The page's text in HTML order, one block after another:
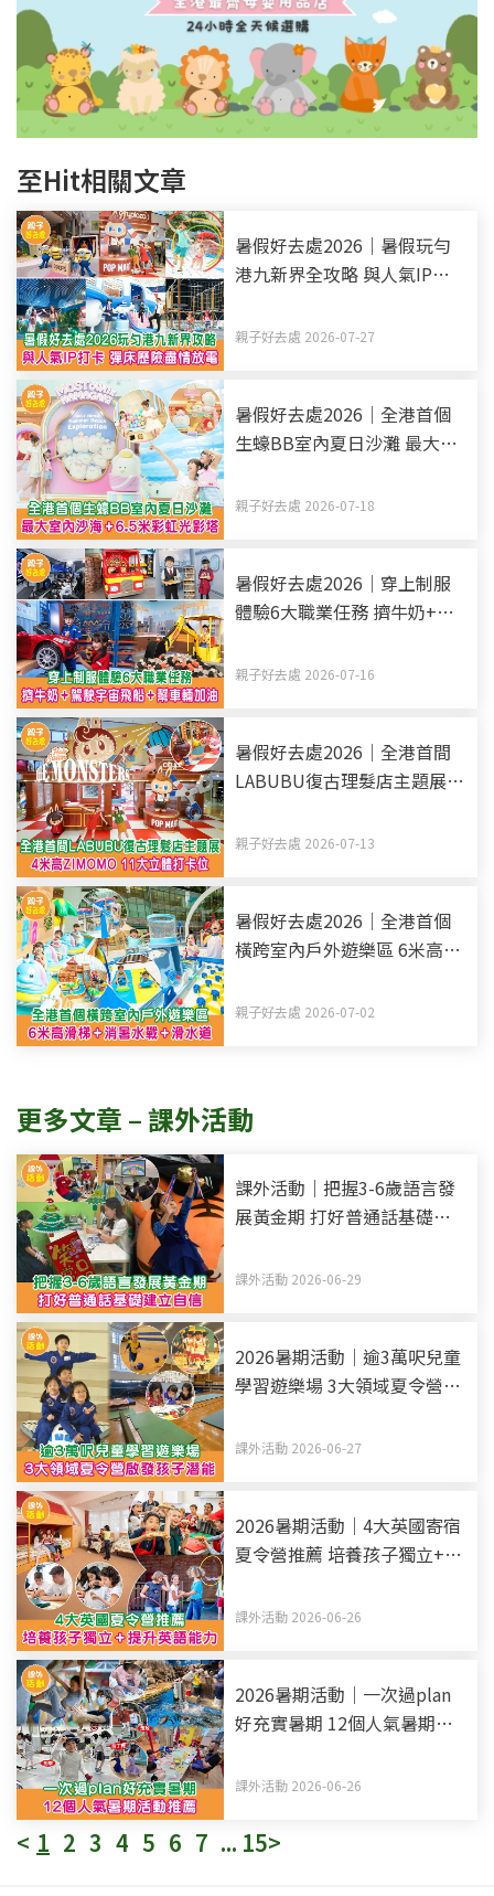
至Hit相關文章
暑假好去處2026｜暑假玩勻
港九新界全攻略 與人氣IP打
更新）
親子好去處 2026-07-27
暑假好去處2026｜全港首個
生蠔BB室內夏日沙灘 最大室
親子好去處 2026-07-18
暑假好去處2026｜穿上制服
體驗6大職業任務 擠牛奶+駕
親子好去處 2026-07-16
暑假好去處2026｜全港首間
LABUBU復古理髮店主題展 4
位
親子好去處 2026-07-13
暑假好去處2026｜全港首個
橫跨室內戶外遊樂區 6米高滑
親子好去處 2026-07-02
更多文章 – 課外活動
課外活動｜把握3-6歲語言發
展黃金期 打好普通話基礎建
課外活動 2026-06-29
2026暑期活動｜逾3萬呎兒童
學習遊樂場 3大領域夏令營啟
課外活動 2026-06-27
2026暑期活動｜4大英國寄宿
夏令營推薦 培養孩子獨立+提
課外活動 2026-06-26
2026暑期活動｜一次過plan
好充實暑期 12個人氣暑期活
課外活動 2026-06-26
< 1 2 3 4 5 6 7 ... 15>